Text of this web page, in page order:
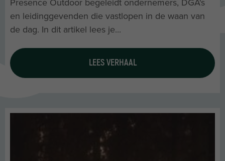
en leidinggevenden die vastlopen in de waan van
de dag. In dit artikel lees je...
LEES VERHAAL